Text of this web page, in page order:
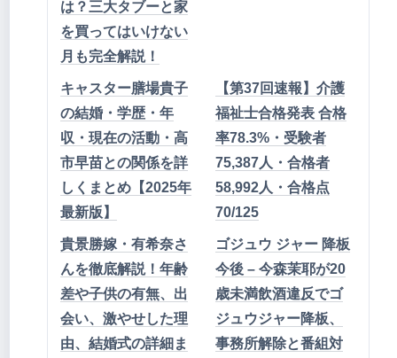
は？三大タブーと家
を買ってはいけない
月も完全解説！
キャスター膳場貴子
の結婚・学歴・年
収・現在の活動・高
市早苗との関係を詳
しくまとめ【2025年
最新版】
【第37回速報】介護
福祉士合格発表 合格
率78.3%・受験者
75,387人・合格者
58,992人・合格点
70/125
貴景勝嫁・有希奈さ
んを徹底解説！年齢
差や子供の有無、出
会い、激やせした理
由、結婚式の詳細ま
ゴジュウ ジャー 降板
今後 – 今森茉耶が20
歳未満飲酒違反でゴ
ジュウジャー降板、
事務所解除と番組対